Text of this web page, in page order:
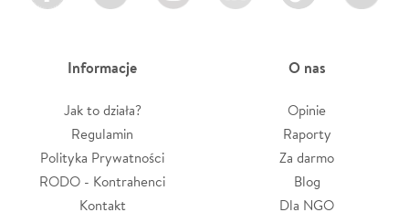
Informacje
Jak to działa?
Regulamin
Polityka Prywatności
RODO - Kontrahenci
Kontakt
O nas
Opinie
Raporty
Za darmo
Blog
Dla NGO